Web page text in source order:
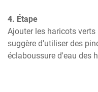
4. Étape
Ajouter les haricots
suggère d'utiliser des
éclaboussure d'eau des